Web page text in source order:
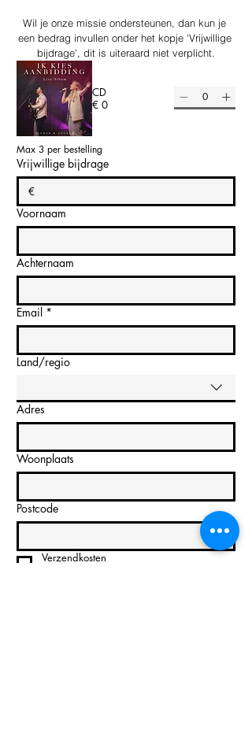
Wil je onze missie ondersteunen, dan kun je
een bedrag invullen onder het kopje 'Vrijwillige
bijdrage', dit is uiteraard niet verplicht.
CD
€ 0
Max 3 per bestelling
Vrijwillige bijdrage
€
Voornaam
Achternaam
Email *
Adres met meerdere regels
Land/regio
Adres
Woonplaats
Postcode
Verzendkosten